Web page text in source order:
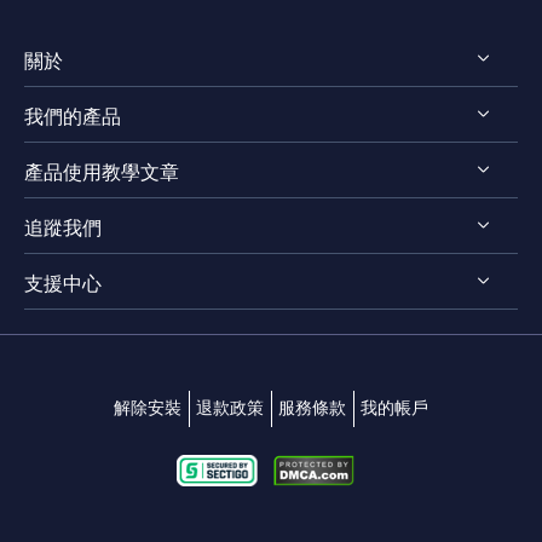
關於
認識 EaseUS
評測 & 獎項
法律聲明
我們的產品
EaseUS VoiceWave
EaseUS VideoKit
EaseUS Video Downloader
EaseUS RecExperts
EaseUS MakeMyAudio
產品使用教學文章
影片剪輯技巧
影片轉檔技巧
影片 & 音訊下載
追蹤我們
 
支援中心
解除安裝 退款政策 服務條款 我的帳戶